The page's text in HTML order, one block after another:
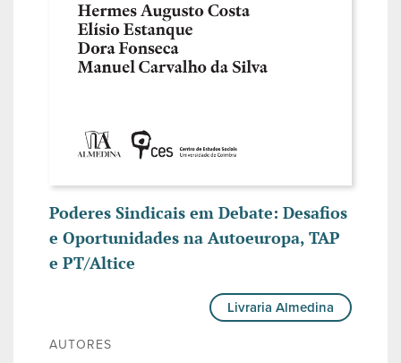
Poderes Sindicais em Debate: Desafios
e Oportunidades na Autoeuropa, TAP
e PT/Altice
Livraria Almedina
AUTORES